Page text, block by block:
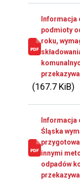
Informacja
podmioty
roku,
(167.7 KiB)
Informacja
Śląska
innymi
odpadów